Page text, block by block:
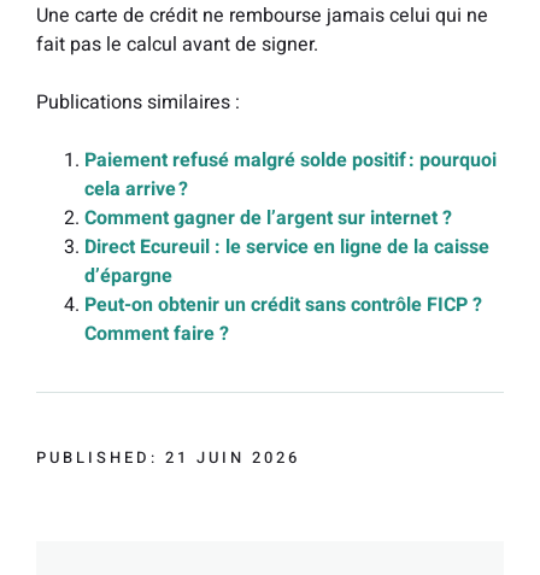
Une carte de crédit ne rembourse jamais celui qui ne
fait pas le calcul avant de signer.
Publications similaires :
Paiement refusé malgré solde positif : pourquoi
cela arrive ?
Comment gagner de l’argent sur internet ?
Direct Ecureuil : le service en ligne de la caisse
d’épargne
Peut-on obtenir un crédit sans contrôle FICP ?
Comment faire ?
PUBLISHED: 21 JUIN 2026